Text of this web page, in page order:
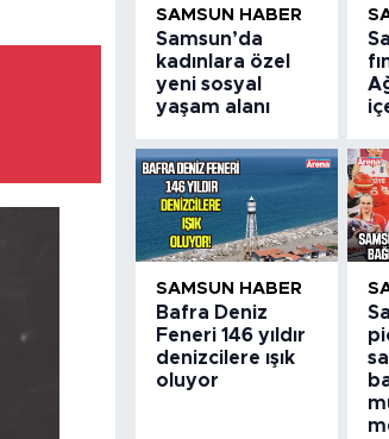
SAMSUN HABER
Samsun’da
kadınlara özel
yeni sosyal
yaşam alanı
SAMSUN HABER
Bafra Deniz
Feneri 146 yıldır
denizcilere ışık
oluyor